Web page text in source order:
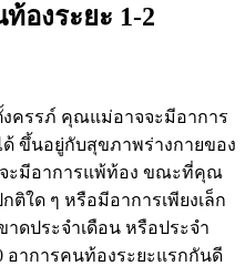
องระยะ 1-2
งครรภ์ คุณแม่อาจจะมีอาการ
ด้ ขึ้นอยู่กับสุขภาพร่างกายของ
ะมีอาการแพ้ท้อง ขณะที่คุณ
ใด ๆ หรือมีอาการเพียงเล็ก
ดประจำเดือน หรือประจำ
อาการคนท้องระยะแรกกันดี